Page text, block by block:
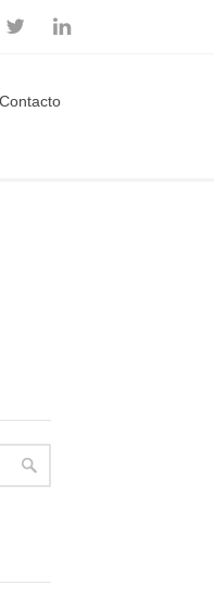
Contacto